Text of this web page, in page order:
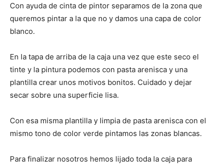
Con ayuda de cinta de pintor separamos de la zona que
queremos pintar a la que no y damos una capa de color
blanco.
En la tapa de arriba de la caja una vez que este seco el
tinte y la pintura podemos con pasta arenisca y una
plantilla crear unos motivos bonitos. Cuidado y dejar
secar sobre una superficie lisa.
Con esa misma plantilla y limpia de pasta arenisca con el
mismo tono de color verde pintamos las zonas blancas.
Para finalizar nosotros hemos lijado toda la caja para